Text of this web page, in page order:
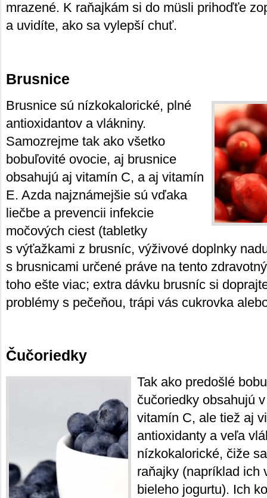
mrazené. K raňajkám si do müsli prihoďťe
a uvidíte, ako sa vylepší chuť.
Brusnice
Brusnice sú nízkokalorické, plné
antioxidantov a vlákniny.
Samozrejme tak ako všetko
bobuľovité ovocie, aj brusnice
obsahujú aj vitamín C, a aj vitamín
E. Azda najznámejšie sú vďaka
liečbe a prevencii infekcie
močových ciest (tabletky
s výťažkami z brusníc, výživové doplnky
s brusnicami určené práve na tento
toho ešte viac; extra dávku brusníc si
problémy s pečeňou, trápi vás cukrovka
Čučoriedky
Tak ako predošlé
čučoriedky obsahujú
vitamín C, ale tiež aj
antioxidanty a veľa
nízkokalorické, čiže
raňajky (napríklad ich
bieleho jogurtu). Ich